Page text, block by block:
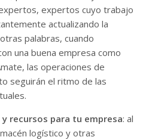
expertos cuyo trabajo
actualizando la
palabras, cuando
una buena empresa como
las operaciones de
seguirán el ritmo de las
recursos para tu empresa: al
logístico y otras